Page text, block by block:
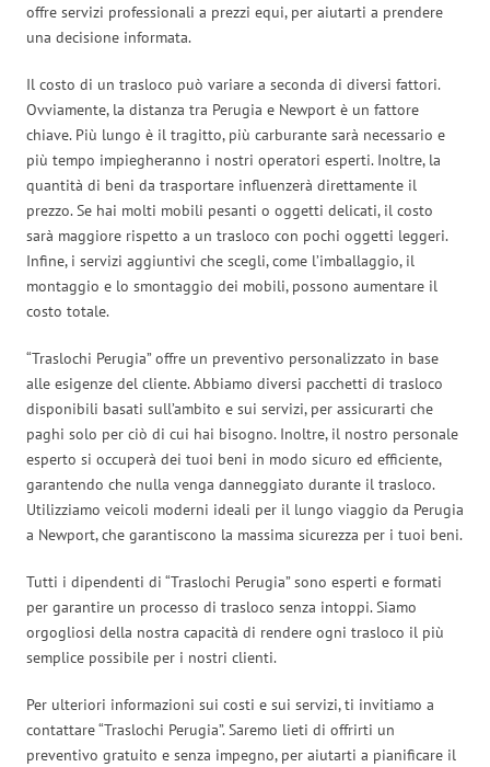
offre servizi professionali a prezzi equi, per aiutarti a prendere
una decisione informata.
Il costo di un trasloco può variare a seconda di diversi fattori.
Ovviamente, la distanza tra Perugia e Newport è un fattore
chiave. Più lungo è il tragitto, più carburante sarà necessario e
più tempo impiegheranno i nostri operatori esperti. Inoltre, la
quantità di beni da trasportare influenzerà direttamente il
prezzo. Se hai molti mobili pesanti o oggetti delicati, il costo
sarà maggiore rispetto a un trasloco con pochi oggetti leggeri.
Infine, i servizi aggiuntivi che scegli, come l’imballaggio, il
montaggio e lo smontaggio dei mobili, possono aumentare il
costo totale.
“Traslochi Perugia” offre un preventivo personalizzato in base
alle esigenze del cliente. Abbiamo diversi pacchetti di trasloco
disponibili basati sull’ambito e sui servizi, per assicurarti che
paghi solo per ciò di cui hai bisogno. Inoltre, il nostro personale
esperto si occuperà dei tuoi beni in modo sicuro ed efficiente,
garantendo che nulla venga danneggiato durante il trasloco.
Utilizziamo veicoli moderni ideali per il lungo viaggio da Perugia
a Newport, che garantiscono la massima sicurezza per i tuoi beni.
Tutti i dipendenti di “Traslochi Perugia” sono esperti e formati
per garantire un processo di trasloco senza intoppi. Siamo
orgogliosi della nostra capacità di rendere ogni trasloco il più
semplice possibile per i nostri clienti.
Per ulteriori informazioni sui costi e sui servizi, ti invitiamo a
contattare “Traslochi Perugia”. Saremo lieti di offrirti un
preventivo gratuito e senza impegno, per aiutarti a pianificare il